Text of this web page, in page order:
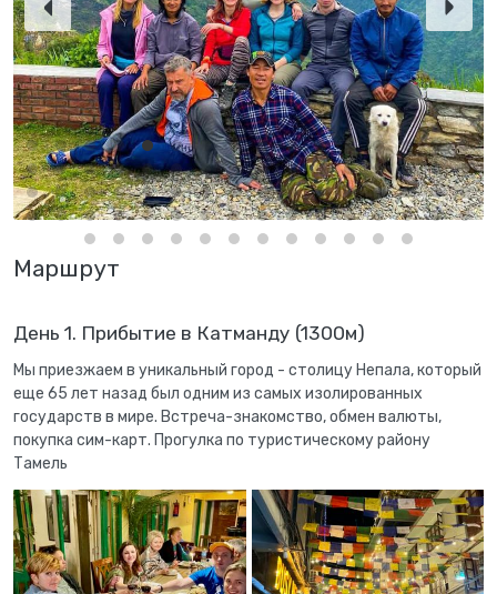
Маршрут
День 1. Прибытие в Катманду (1300м)
Мы приезжаем в уникальный город - столицу Непала, который
еще 65 лет назад был одним из самых изолированных
государств в мире. Встреча-знакомство, обмен валюты,
покупка сим-карт. Прогулка по туристическому району
Тамель